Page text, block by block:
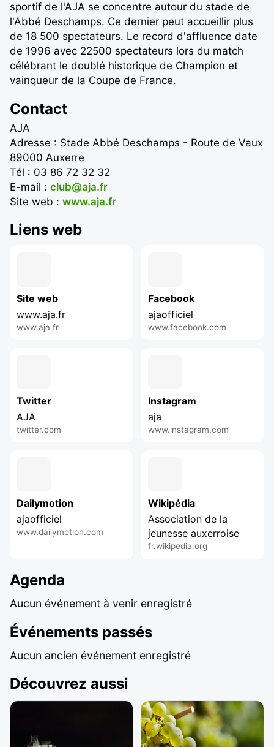
sportif de l'AJA se concentre autour du stade de
l'Abbé Deschamps. Ce dernier peut accueillir plus
de 18 500 spectateurs. Le record d'affluence date
de 1996 avec 22500 spectateurs lors du match
célébrant le doublé historique de Champion et
vainqueur de la Coupe de France.
Contact
AJA
Adresse : Stade Abbé Deschamps - Route de Vaux
89000 Auxerre
Tél : 03 86 72 32 32
E-mail : club@aja.fr
Site web : www.aja.fr
Liens web
Site web
www.aja.fr
www.aja.fr
Facebook
ajaofficiel
www.facebook.com
Twitter
AJA
twitter.com
Instagram
aja
www.instagram.com
Dailymotion
ajaofficiel
www.dailymotion.com
Wikipédia
Association de la
jeunesse auxerroise
fr.wikipedia.org
Agenda
Aucun événement à venir enregistré
Événements passés
Aucun ancien événement enregistré
Découvrez aussi